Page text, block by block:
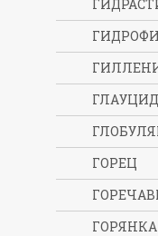
ГОРЕЦ
ГОРЯНКА